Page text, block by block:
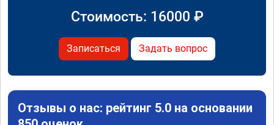
Стоимость: 16000 ₽
Записаться Задать вопрос
Отзывы о нас: рейтинг 5.0 на основании